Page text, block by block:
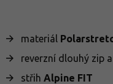
materiál
reverzní dlouhý zip
střih Alpine FIT